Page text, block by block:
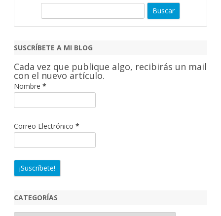
c
r
SUSCRÍBETE A MI BLOG
Cada vez que publique algo, recibirás un mail
con el nuevo artículo.
Nombre *
Correo Electrónico *
CATEGORÍAS